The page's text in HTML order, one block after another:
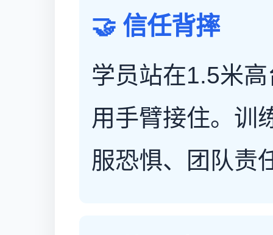
🤝 信任背摔
学员站在1.5米
用手臂接住。训
服恐惧、团队责